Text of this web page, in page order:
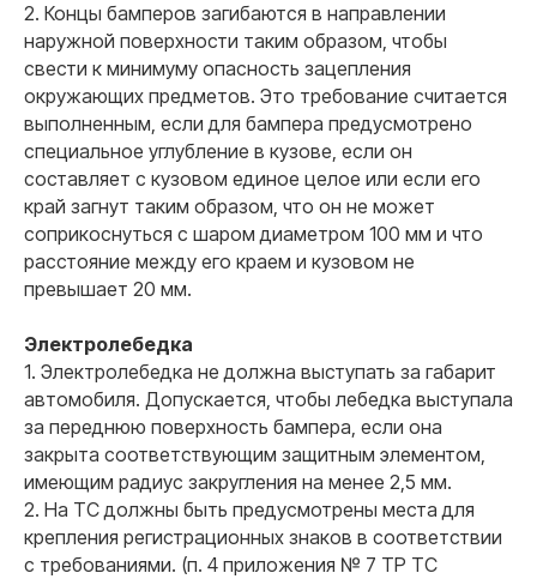
2. Концы бамперов загибаются в направлении
наружной поверхности таким образом, чтобы
свести к минимуму опасность зацепления
окружающих предметов. Это требование считается
выполненным, если для бампера предусмотрено
специальное углубление в кузове, если он
составляет с кузовом единое целое или если его
край загнут таким образом, что он не может
соприкоснуться с шаром диаметром 100 мм и что
расстояние между его краем и кузовом не
превышает 20 мм.
Электролебедка
1. Электролебедка не должна выступать за габарит
автомобиля. Допускается, чтобы лебедка выступала
за переднюю поверхность бампера, если она
закрыта соответствующим защитным элементом,
имеющим радиус закругления на менее 2,5 мм.
2. На ТС должны быть предусмотрены места для
крепления регистрационных знаков в соответствии
с требованиями. (п. 4 приложения № 7 ТР ТС
+40
специалистов
Остались вопросы?
Связаться
Оставьте заявку и мы
свяжемся с вами в ближайшее
время
Ваш номер
Ваша электронная почта
Полина Скрынник
Специалист по сопровождению
Ксения Киселева
Специалист по сопровождению
Александр Литомин
Руководитель отдела продаж
Валерий Овчинников
Специалист по работе с клиентами
Евгений Коптяев
Менеджер по продажам
Зимин Владислав
Специалист по сопровождению